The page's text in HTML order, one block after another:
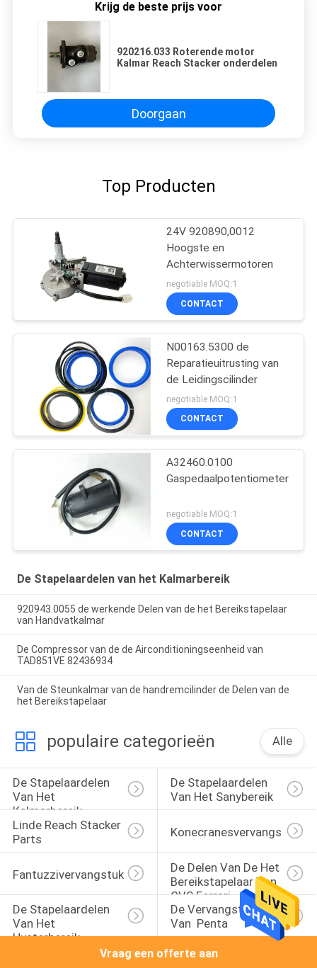
Krijg de beste prijs voor
920216.033 Roterende motor
Kalmar Reach Stacker onderdelen
Doorgaan
Top Producten
24V 920890,0012
Hoogste en
Achterwissermotoren
negotiable MOQ:1
CONTACT
N00163.5300 de
Reparatieuitrusting van
de Leidingscilinder
negotiable MOQ:1
CONTACT
A32460.0100
Gaspedaalpotentiometer
negotiable MOQ:1
CONTACT
De Stapelaardelen van het Kalmarbereik
920943.0055 de werkende Delen van de het Bereikstapelaar
van Handvatkalmar
De Compressor van de de Airconditioningseenheid van
TAD851VE 82436934
Van de Steunkalmar van de handremcilinder de Delen van de
het Bereikstapelaar
populaire categorieën Alle
De Stapelaardelen
Van Het
Kalmarbereik
De Stapelaardelen
Van Het Sanybereik
Linde Reach Stacker
Parts
Konecranesvervangstukken
Fantuzzivervangstukken
De Delen Van De Het
Bereikstapelaar Van
CVS Ferrari
De Stapelaardelen
Van Het
Hysterbereik
De Vervangstukken
Van  Penta
Vraag een offerte aan